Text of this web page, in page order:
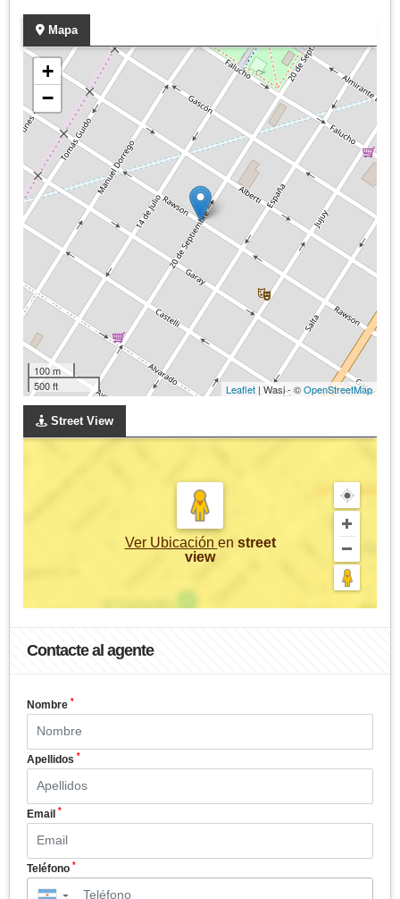
Mapa
+
−
100 m
500 ft
Leaflet | Wasi - ©OpenStreetMap
Street View
Ver Ubicación en street
view
Contacte al agente
Nombre *
Apellidos *
Email *
Teléfono *
▼